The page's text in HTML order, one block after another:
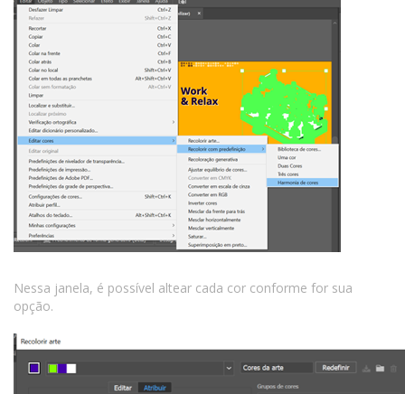
Nessa janela, é possível altear cada cor conforme for sua
opção.